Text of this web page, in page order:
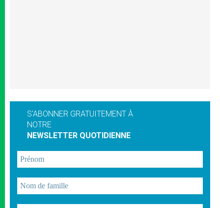
S'ABONNER GRATUITEMENT À
NOTRE
NEWSLETTER QUOTIDIENNE